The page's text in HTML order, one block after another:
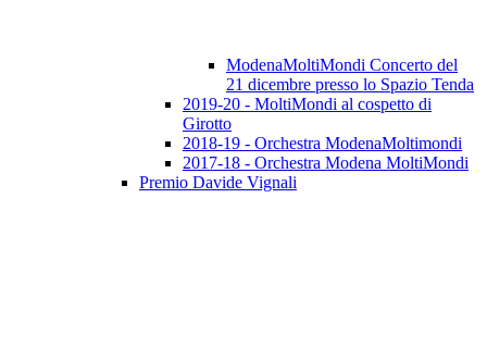
ModenaMoltiMondi Concerto del
21 dicembre presso lo Spazio Tenda
2019-20 - MoltiMondi al cospetto di
Girotto
2018-19 - Orchestra ModenaMoltimondi
2017-18 - Orchestra Modena MoltiMondi
Premio Davide Vignali